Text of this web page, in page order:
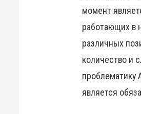
момент
работающих в
различных
количество и
проблематику
является